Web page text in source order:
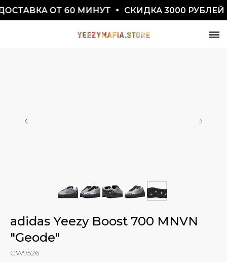
ОТ 60 МИНУТ СКИДКА 3000 РУБЛЕЙ
СКИДКА 7777₽
adidas Yeezy Boost 700 MNVN
"Geode"
GW9526